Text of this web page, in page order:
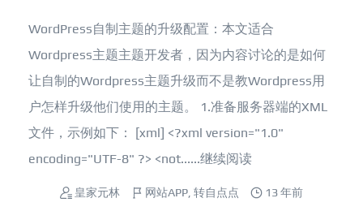
WordPress自制主题的升级配置：本文适合
Wordpress主题主题开发者，因为内容讨论的是如何
让自制的Wordpress主题升级而不是教Wordpress用
户怎样升级他们使用的主题。 1.准备服务器端的XML
文件，示例如下： [xml] <?xml version="1.0"
encoding="UTF-8" ?> <not......继续阅读
皇家元林 网站APP ,转自点点 13 年前